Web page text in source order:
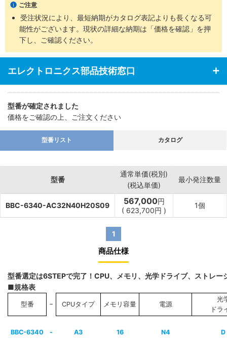
ご注意
受注状況により、最短納期がカタログ表記よりも長くなる可
能性がございます。現状の詳細な納期は「価格を確認」を押
下し、ご確認ください。
エレクトロニクス部品技術窓口
型番が確定されました
価格をご確認の上、ご注文ください
型番リスト カタログ
型番
通常単価(税別)
(税込単価)
最小発注数量
BBC-6340-AC32N40H20S09 567,000円
( 623,700円 )
1個
1
商品仕様
型番選定は6STEPで完了！CPU、メモリ、光学ドライブ、ストレ
■規格表
型番 − CPUタイプ メモリ容量 電源
光
ドラ
BBC-6340 - A3 16 N4 D